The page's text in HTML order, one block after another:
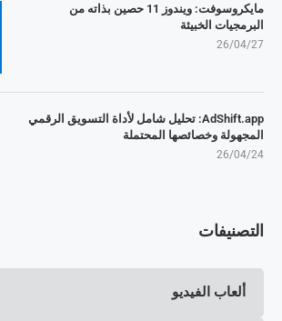
مايكروسوفت: ويندوز 11 حصين بذاته من
البرمجيات الخبيثة
26/04/27
AdShift.app: تحليل شامل لأداة التسويق الرقمي
المجهولة وخصائصها المحتملة
26/04/24
التصنيفات
ألعاب الفيديو